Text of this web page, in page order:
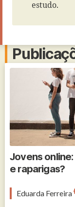
estudo.
Jovens
e raparigas?
Eduarda Ferreira